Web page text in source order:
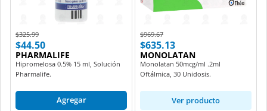
Price reduced from
$325.99to
$44.50
PHARMALIFE
Hipromelosa 0.5% 15 ml, Solución
Pharmalife.
Agregar
Price reduced from
$969.67to
$635.13
MONOLATAN
Monolatan 50mcg/ml .2ml
Oftálmica, 30 Unidosis.
Ver producto